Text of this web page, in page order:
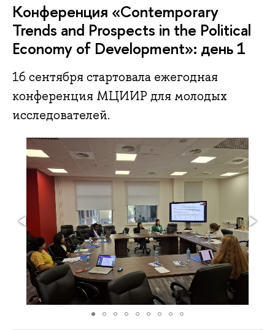
Конференция «Contemporary
Trends and Prospects in the Political
Economy of Development»: день 1
16 сентября стартовала ежегодная
конференция МЦИИР для молодых
исследователей.